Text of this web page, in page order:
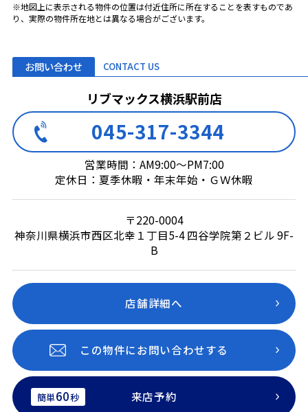
※地図上に表示される物件の位置は付近住所に所在することを表すものであ
り、実際の物件所在地とは異なる場合がございます。
お問い合わせ CONTACT US
リブマックス横浜駅前店
045-317-3344
営業時間：AM9:00～PM7:00
定休日：夏季休暇・年末年始・ＧＷ休暇
〒220-0004
神奈川県横浜市西区北幸１丁目5-4 四谷学院第２ビル 9F-
B
店舗詳細へ
この物件にお問い合わせする
簡単60秒 来店予約